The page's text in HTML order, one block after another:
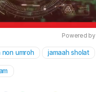
Powered by
non umroh jamaah sholat